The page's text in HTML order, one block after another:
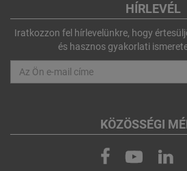
HÍRLEVÉL
Iratkozzon fel hírlevelünkre, hogy
és hasznos gyakorlati
KÖZÖSSÉGI